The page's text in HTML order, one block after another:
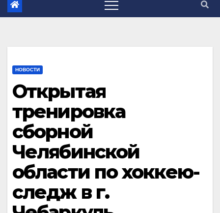
НОВОСТИ
Открытая
тренировка
сборной
Челябинской
области по хоккею-
следж в г.